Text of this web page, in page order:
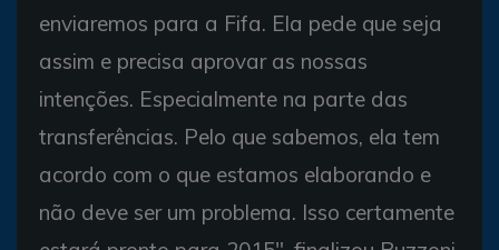
enviaremos para a Fifa. Ela pede que seja
assim e precisa aprovar as nossas
intenções. Especialmente na parte das
transferências. Pelo que sabemos, ela tem
acordo com o que estamos elaborando e
não deve ser um problema. Isso certamente